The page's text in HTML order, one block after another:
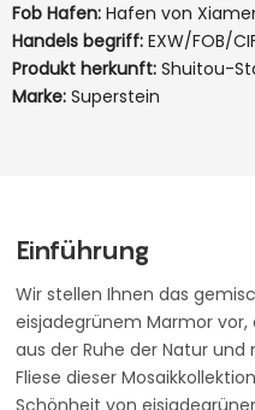
Fob Hafen: Hafen von
Handels begriff: EXW/FOB/
Produkt herkunft: Shuitou-
Marke: Superstein
Einführung
Wir stellen Ihnen das
eisjadegrünem Marmor
aus der Ruhe der Natur
Fliese dieser